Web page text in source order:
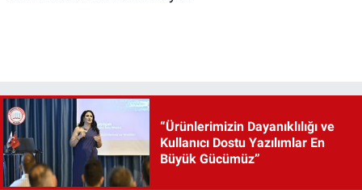
“Ürünlerimizin Dayanıklılığı ve
Kullanıcı Dostu Yazılımlar En
Büyük Gücümüz”